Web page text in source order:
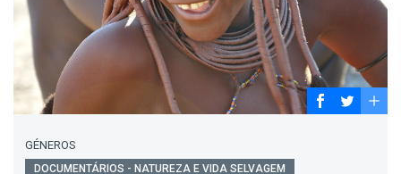
GÉNEROS
DOCUMENTÁRIOS - NATUREZA E VIDA SELVAGEM